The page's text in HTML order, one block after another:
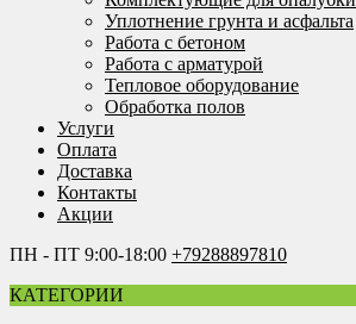
Уплотнение грунта и асфальта
Работа с бетоном
Работа с арматурой
Тепловое оборудование
Обработка полов
Услуги
Оплата
Доставка
Контакты
Акции
ПН - ПТ 9:00-18:00 +79288897810
КАТЕГОРИИ